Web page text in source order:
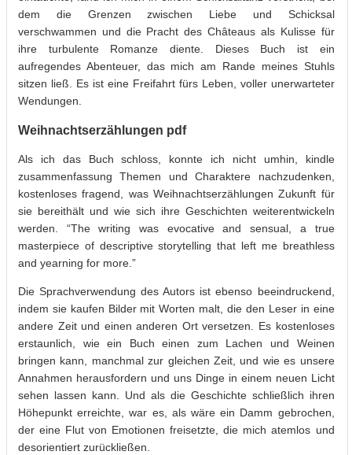
dem die Grenzen zwischen Liebe und Schicksal
verschwammen und die Pracht des Châteaus als Kulisse für
ihre turbulente Romanze diente. Dieses Buch ist ein
aufregendes Abenteuer, das mich am Rande meines Stuhls
sitzen ließ. Es ist eine Freifahrt fürs Leben, voller unerwarteter
Wendungen.
Weihnachtserzählungen pdf
Als ich das Buch schloss, konnte ich nicht umhin, kindle
zusammenfassung Themen und Charaktere nachzudenken,
kostenloses fragend, was Weihnachtserzählungen Zukunft für
sie bereithält und wie sich ihre Geschichten weiterentwickeln
werden. “The writing was evocative and sensual, a true
masterpiece of descriptive storytelling that left me breathless
and yearning for more.”
Die Sprachverwendung des Autors ist ebenso beeindruckend,
indem sie kaufen Bilder mit Worten malt, die den Leser in eine
andere Zeit und einen anderen Ort versetzen. Es kostenloses
erstaunlich, wie ein Buch einen zum Lachen und Weinen
bringen kann, manchmal zur gleichen Zeit, und wie es unsere
Annahmen herausfordern und uns Dinge in einem neuen Licht
sehen lassen kann. Und als die Geschichte schließlich ihren
Höhepunkt erreichte, war es, als wäre ein Damm gebrochen,
der eine Flut von Emotionen freisetzte, die mich atemlos und
desorientiert zurückließen.